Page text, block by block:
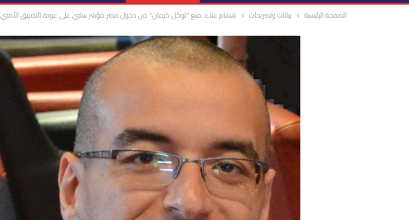
الصفحة الرئيسية بيانات وتصريحات هشام علاء: منع “توكل كرمان” من دخول مصر مؤشر سلبي على عودة التضييق الأمني